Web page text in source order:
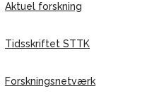
Aktuel forskning
Tidsskriftet STTK
Forskningsnetværk